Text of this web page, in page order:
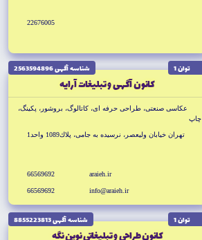
22676005
توان 1 شناسه آگهى 2563594896
كانون آگهى و تبليغات آرايه
عكاسى صنعتى، طراحى حرفه اى، كاتالوگ، بروشور، پكينگ،
چاپ
تهران خيابان وليعصر، نرسيده به جامى، پلاك1089 واحد1
araieh.ir
info@araieh.ir
66569692
66569692
توان 1 شناسه آگهى 8855223813
كانون طراحى و تبليغاتى نوين نگه